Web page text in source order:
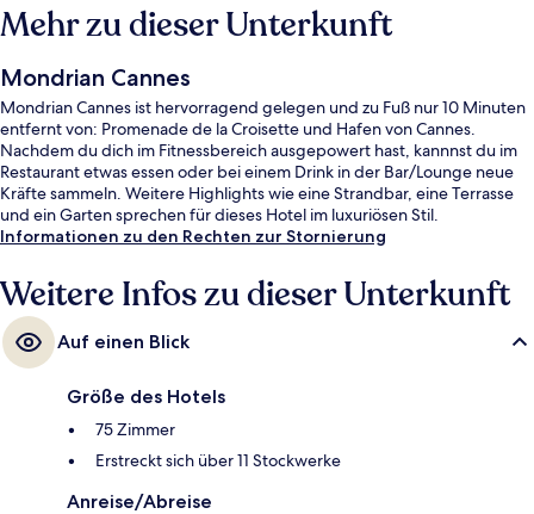
Mehr zu dieser Unterkunft
Mondrian Cannes
Mondrian Cannes ist hervorragend gelegen und zu Fuß nur 10 Minuten
entfernt von: Promenade de la Croisette und Hafen von Cannes.
Nachdem du dich im Fitnessbereich ausgepowert hast, kannnst du im
Restaurant etwas essen oder bei einem Drink in der Bar/Lounge neue
Kräfte sammeln. Weitere Highlights wie eine Strandbar, eine Terrasse
und ein Garten sprechen für dieses Hotel im luxuriösen Stil.
Informationen zu den Rechten zur Stornierung
Weitere Infos zu dieser Unterkunft
Auf einen Blick
Größe des Hotels
75 Zimmer
Erstreckt sich über 11 Stockwerke
Anreise/Abreise